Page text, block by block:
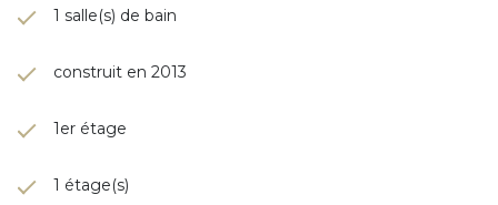
1 salle(s) de bain
construit en 2013
1er étage
1 étage(s)